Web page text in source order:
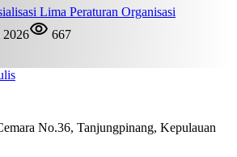
Lima Peraturan Organisasi
2026
667
No.36, Tanjungpinang, Kepulauan